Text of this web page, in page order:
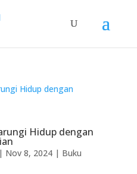
Hidup dengan
| Nov 8, 2024| Buku